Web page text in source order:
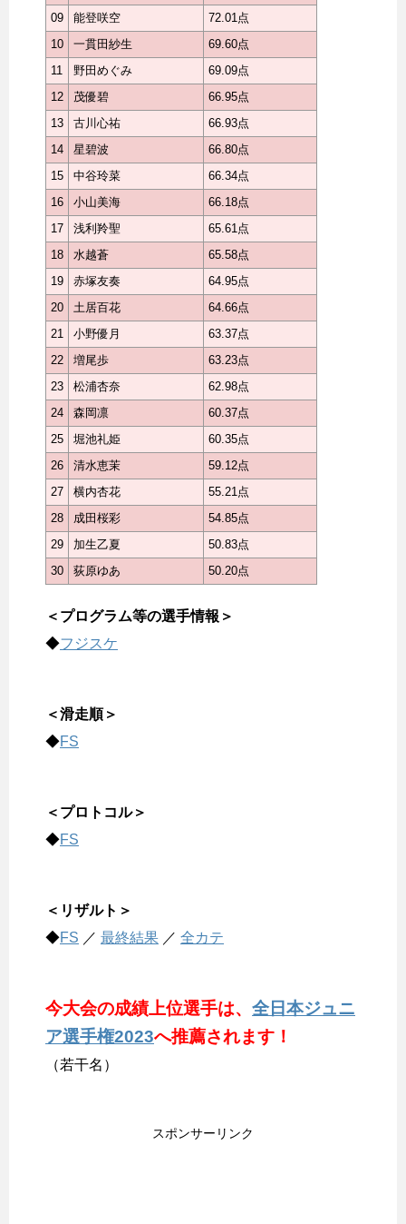
09
能登咲空
72.01点
10
一貫田紗生
69.60点
11
野田めぐみ
69.09点
12
茂優碧
66.95点
13
古川心祐
66.93点
14
星碧波
66.80点
15
中谷玲菜
66.34点
16
小山美海
66.18点
17
浅利羚聖
65.61点
18
水越蒼
65.58点
19
赤塚友奏
64.95点
20
土居百花
64.66点
21
小野優月
63.37点
22
増尾歩
63.23点
23
松浦杏奈
62.98点
24
森岡凛
60.37点
25
堀池礼姫
60.35点
26
清水恵茉
59.12点
27
横内杏花
55.21点
28
成田桜彩
54.85点
29
加生乙夏
50.83点
30
荻原ゆあ 50.20点
＜プログラム等の選手情報＞
◆フジスケ
＜滑走順＞
◆FS
＜プロトコル＞
◆FS
＜リザルト＞
◆FS ／ 最終結果 ／ 全カテ
今大会の成績上位選手は、 全日本ジュニ
ア選手権2023へ推薦されます！
（若干名）
スポンサーリンク